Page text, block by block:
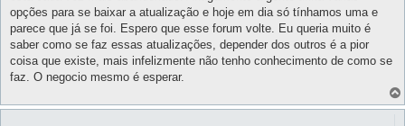
opções para se baixar a atualização e hoje em dia só tínhamos uma e
parece que já se foi. Espero que esse forum volte. Eu queria muito é
saber como se faz essas atualizações, depender dos outros é a pior
coisa que existe, mais infelizmente não tenho conhecimento de como se
faz. O negocio mesmo é esperar.